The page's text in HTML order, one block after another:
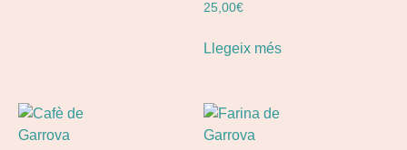
25,00€
Llegeix més